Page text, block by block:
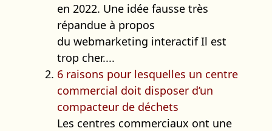
en 2022. Une idée fausse très
répandue à propos
du webmarketing interactif Il est
trop cher....
6 raisons pour lesquelles un centre
commercial doit disposer d’un
compacteur de déchets
Les centres commerciaux ont une